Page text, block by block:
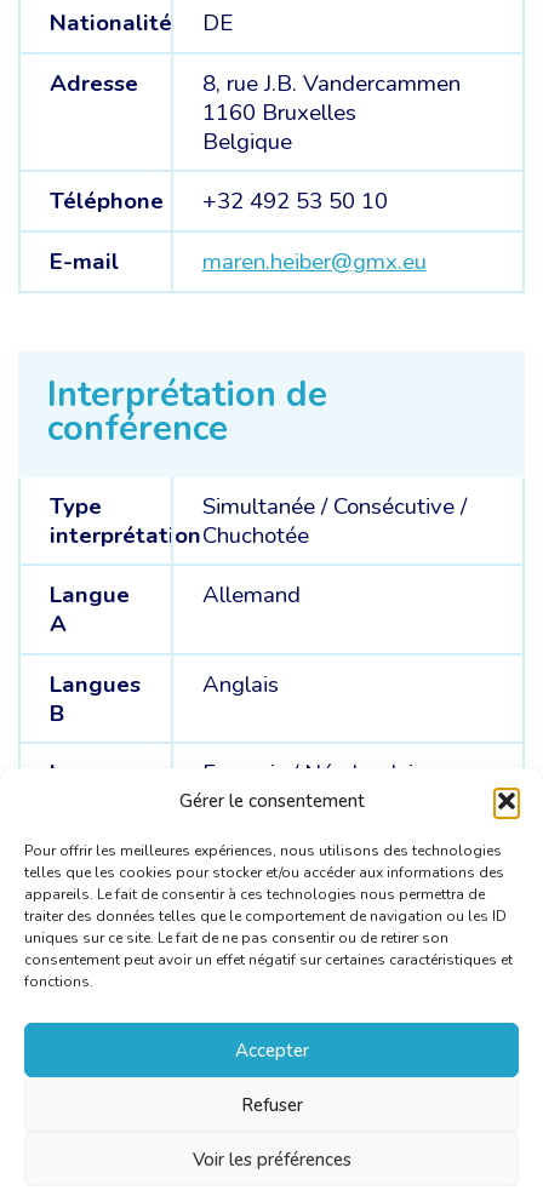
Gérer le consentement
Pour offrir les meilleures expériences, nous utilisons des technologies
telles que les cookies pour stocker et/ou accéder aux informations des
appareils. Le fait de consentir à ces technologies nous permettra de
traiter des données telles que le comportement de navigation ou les ID
uniques sur ce site. Le fait de ne pas consentir ou de retirer son
consentement peut avoir un effet négatif sur certaines caractéristiques et
fonctions.
Accepter
Refuser
Voir les préférences
Nationalité
DE
Adresse
8, rue J.B. Vandercammen
1160 Bruxelles
Belgique
Téléphone
+32 492 53 50 10
E-mail
maren.heiber@gmx.eu
Interprétation de
conférence
Type
interprétation
Simultanée/Consécutive/
Chuchotée
Langue
A
Allemand
Langues
B
Anglais
Langues
Français / Néerlandais